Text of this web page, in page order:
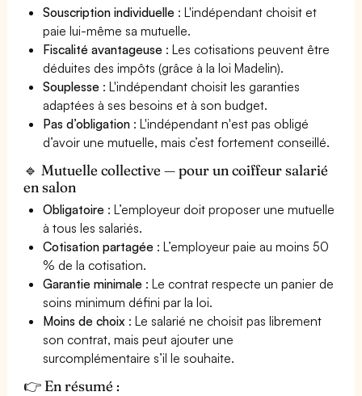
Souscription individuelle : L'indépendant choisit et
paie lui-même sa mutuelle.
Fiscalité avantageuse : Les cotisations peuvent être
déduites des impôts (grâce à la loi Madelin).
Souplesse : L'indépendant choisit les garanties
adaptées à ses besoins et à son budget.
Pas d’obligation : L'indépendant n'est pas obligé
d’avoir une mutuelle, mais c’est fortement conseillé.
🔹 Mutuelle collective — pour un coiffeur salarié
en salon
Obligatoire : L’employeur doit proposer une mutuelle
à tous les salariés.
Cotisation partagée : L’employeur paie au moins 50
% de la cotisation.
Garantie minimale : Le contrat respecte un panier de
soins minimum défini par la loi.
Moins de choix : Le salarié ne choisit pas librement
son contrat, mais peut ajouter une
surcomplémentaire s’il le souhaite.
👉 En résumé :